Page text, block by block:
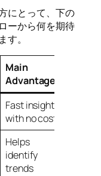
にとって、下の
ーから何を期待
。
Main
Advantage
Fast insight
with no cost
Helps
identify
trends